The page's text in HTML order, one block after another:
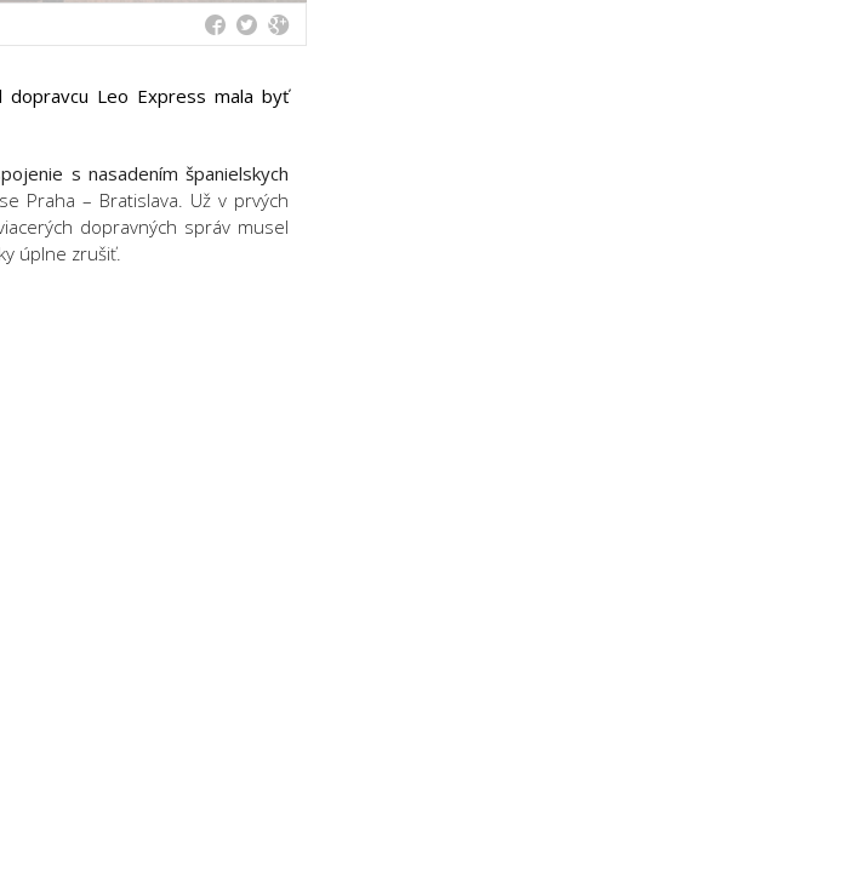
dopravcu Leo Express mala byť
s nasadením španielskych
Praha – Bratislava. Už v prvých
dopravných správ musel
úplne zrušiť.